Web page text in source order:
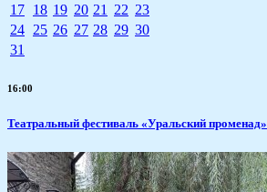
17 18 19 20 21 22 23
24 25 26 27 28 29 30
31
16:00
Театральный фестиваль «Уральский променад»